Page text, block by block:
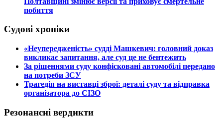
побиття
Судові хроніки
​«Неупередженість» судді Машкевич: головний доказ
викликає запитання, але суд це не бентежить
​За рішеннями суду конфісковані автомобілі передано
на потреби ЗСУ
​Трагедія на виставці зброї: деталі суду та відправка
організатора до СІЗО
Резонансні вердикти